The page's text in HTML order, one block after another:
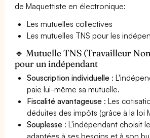
de Maquettiste en électronique:
Les mutuelles collectives
Les mutuelles TNS pour les
🔹 Mutuelle TNS (Travailleur
pour un indépendant
Souscription individuelle :
paie lui-même sa mutuelle.
Fiscalité avantageuse : Les
déduites des impôts (grâce à la loi
Souplesse : L'indépendant choisit
adaptées à ses besoins et à son